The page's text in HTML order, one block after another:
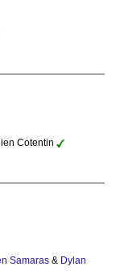
Cotentin
Samaras & Dylan